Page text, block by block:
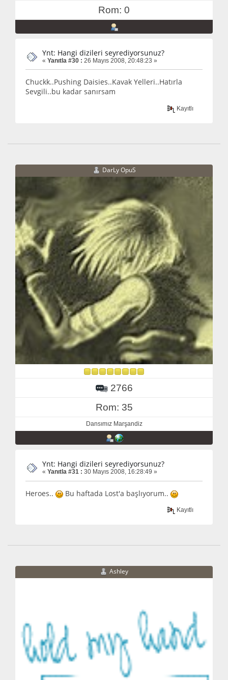
Rom: 0
Ynt: Hangi dizileri seyrediyorsunuz?
« Yanıtla #30 : 26 Mayıs 2008, 20:48:23 »
Chuckk..Pushing Daisies..Kavak Yelleri..Hatırla
Sevgili..bu kadar sanırsam
Kayıtlı
DarLy OpuS
2766
Rom: 35
Dansımız Marşandiz
Ynt: Hangi dizileri seyrediyorsunuz?
« Yanıtla #31 : 30 Mayıs 2008, 16:28:49 »
Heroes.. Bu haftada Lost'a başlıyorum..
Kayıtlı
Ashley